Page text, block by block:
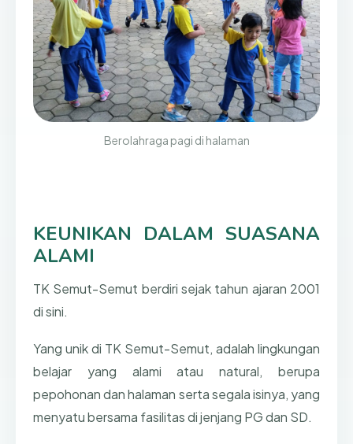
Berolahraga pagi di halaman
KEUNIKAN DALAM SUASANA
ALAMI
TK Semut-Semut berdiri sejak tahun ajaran 2001
di sini.
Yang unik di TK Semut-Semut, adalah lingkungan
belajar yang alami atau natural, berupa
pepohonan dan halaman serta segala isinya, yang
menyatu bersama fasilitas di jenjang PG dan SD.